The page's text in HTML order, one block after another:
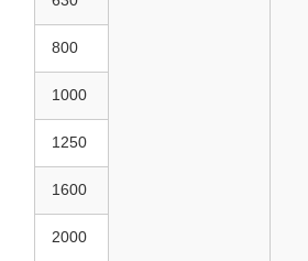
800
1000
1250
1600
2000